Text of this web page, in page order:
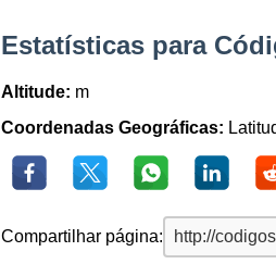
Estatísticas para
Altitude: m
Coordenadas Geográficas:
Compartilhar página: